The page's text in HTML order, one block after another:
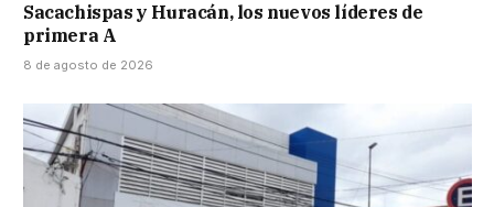
Sacachispas y Huracán, los nuevos líderes de
primera A
8 de agosto de 2026